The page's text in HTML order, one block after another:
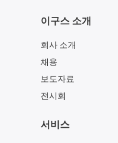
이구스 소개
회사 소개
채용
보도자료
전시회
서비스